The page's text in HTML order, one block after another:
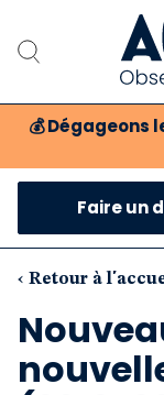
💰 Dégageons
Faire un
‹ Retour à